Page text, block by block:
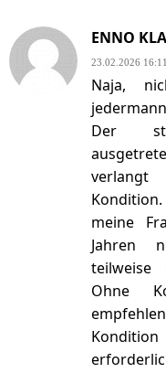
ENNO
23.02.2026 16:11
Naja,
Der
meine
Jahren
teilweise
Ohne